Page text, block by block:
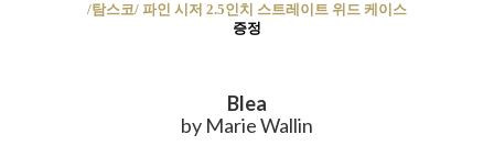
/탐스코/ 파인 시저 2.5인치 스트레이트 위드 케이스
증정
Blea
by Marie Wallin